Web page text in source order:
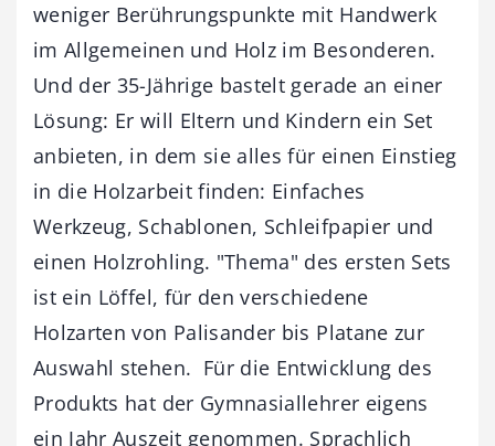
weniger Berührungspunkte mit Handwerk
im Allgemeinen und Holz im Besonderen.
Und der 35-Jährige bastelt gerade an einer
Lösung: Er will Eltern und Kindern ein Set
anbieten, in dem sie alles für einen Einstieg
in die Holzarbeit finden: Einfaches
Werkzeug, Schablonen, Schleifpapier und
einen Holzrohling. "Thema" des ersten Sets
ist ein Löffel, für den verschiedene
Holzarten von Palisander bis Platane zur
Auswahl stehen. Für die Entwicklung des
Produkts hat der Gymnasiallehrer eigens
ein Jahr Auszeit genommen. Sprachlich